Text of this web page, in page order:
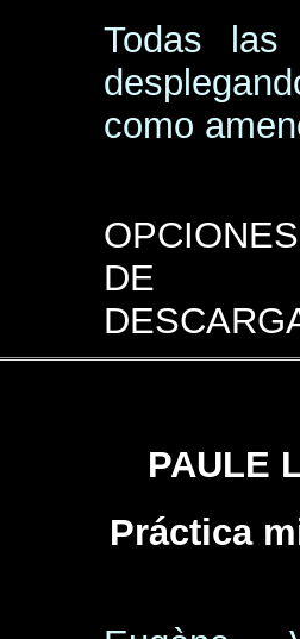
Todas
como
OPCIONES
DE
PAULE
Práctica